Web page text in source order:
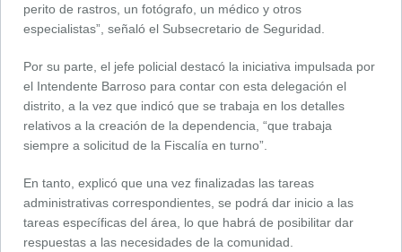
perito de rastros, un fotógrafo, un médico y otros
especialistas”, señaló el Subsecretario de Seguridad.
Por su parte, el jefe policial destacó la iniciativa impulsada por
el Intendente Barroso para contar con esta delegación el
distrito, a la vez que indicó que se trabaja en los detalles
relativos a la creación de la dependencia, “que trabaja
siempre a solicitud de la Fiscalía en turno”.
En tanto, explicó que una vez finalizadas las tareas
administrativas correspondientes, se podrá dar inicio a las
tareas específicas del área, lo que habrá de posibilitar dar
respuestas a las necesidades de la comunidad.